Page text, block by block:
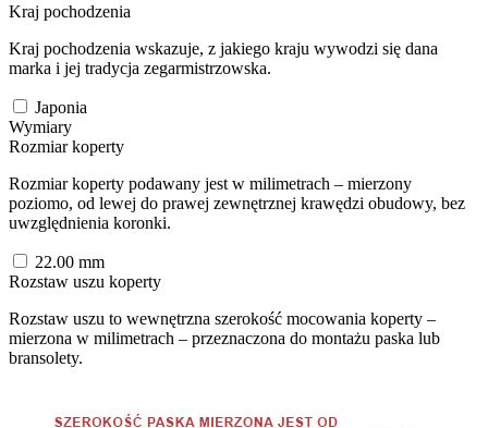
Kraj pochodzenia
Kraj pochodzenia wskazuje, z jakiego kraju wywodzi się dana
marka i jej tradycja zegarmistrzowska.
Japonia
Wymiary
Rozmiar koperty
Rozmiar koperty podawany jest w milimetrach – mierzony
poziomo, od lewej do prawej zewnętrznej krawędzi obudowy, bez
uwzględnienia koronki.
22.00 mm
Rozstaw uszu koperty
Rozstaw uszu to wewnętrzna szerokość mocowania koperty –
mierzona w milimetrach – przeznaczona do montażu paska lub
bransolety.